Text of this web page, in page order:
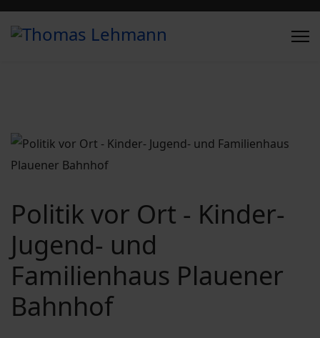
Politik vor Ort - Kinder-
Jugend- und
Familienhaus Plauener
Bahnhof